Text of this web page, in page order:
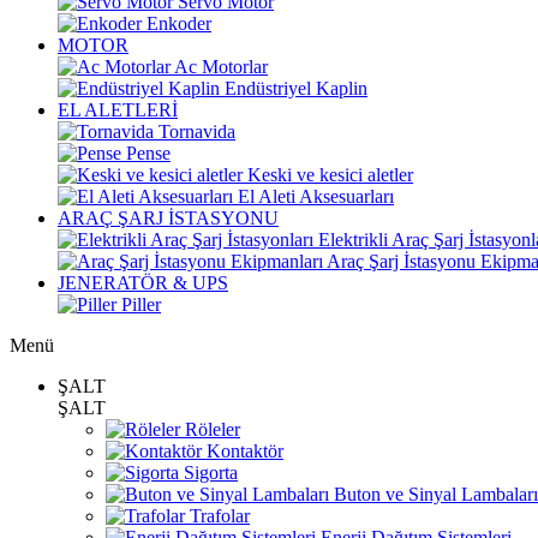
Enkoder
MOTOR
Ac Motorlar
Endüstriyel Kaplin
EL ALETLERİ
Tornavida
Pense
Keski ve kesici aletler
El Aleti Aksesuarları
ARAÇ ŞARJ İSTASYONU
Elektrikli Araç Şarj
Araç Şarj İstasyonu
JENERATÖR & UPS
Piller
Menü
ŞALT
ŞALT
Röleler
Kontaktör
Sigorta
Buton ve Sinyal Lambaları
Trafolar